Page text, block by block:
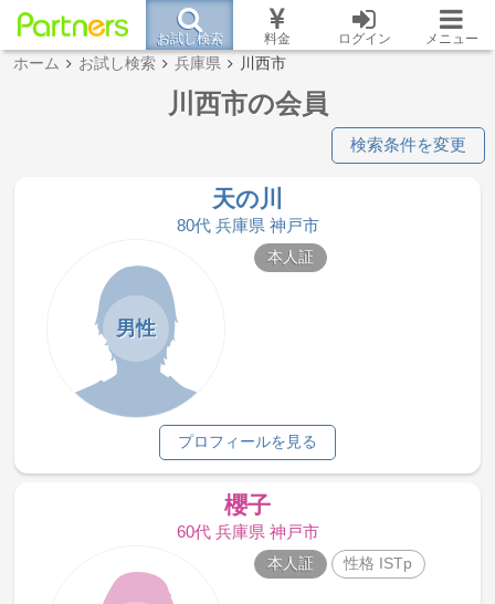
お試し検索 料金 ログイン メニュー
ホーム お試し検索 兵庫県 川西市
川西市の会員
検索条件を変更
天の川
80代 兵庫県 神戸市
男性
本人証
プロフィールを見る
櫻子
60代 兵庫県 神戸市
本人証 性格 ISTp